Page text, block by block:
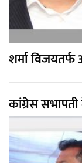
शर्मा विजयतर्फ
कांग्रेस